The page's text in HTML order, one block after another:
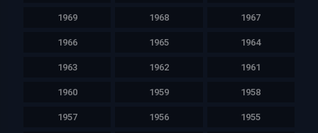
1969 1968 1967
1966 1965 1964
1963 1962 1961
1960 1959 1958
1957 1956 1955